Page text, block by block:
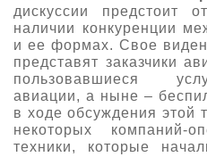
дискуссии предстоит
наличии конкуренции
и ее формах. Свое
представят заказчики
пользовавшиеся
авиации, а ныне –
в ходе обсуждения этой
некоторых компаний-
техники, которые